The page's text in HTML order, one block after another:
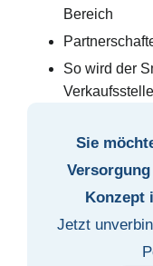
Bereich
So wird der
Sie
Konzept
Jetzt